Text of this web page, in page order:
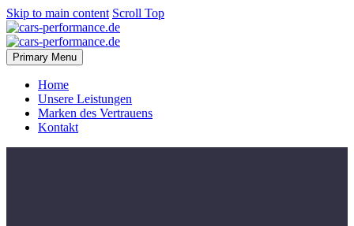
Skip to main content Scroll Top
Primary Menu
Home
Unsere Leistungen
Marken des Vertrauens
Kontakt